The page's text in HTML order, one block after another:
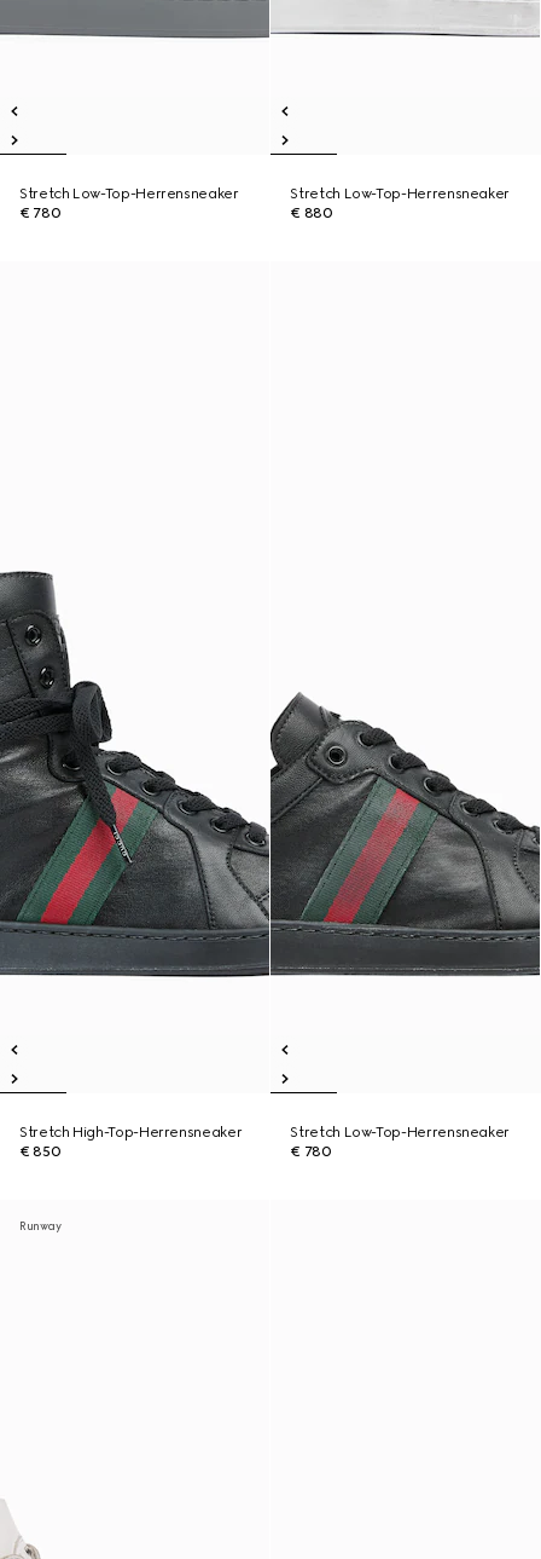
Stretch Low-Top-Herrensneaker
€ 780
Stretch Low-Top-Herrensneaker
€ 880
Stretch High-Top-Herrensneaker
€ 850
Stretch Low-Top-Herrensneaker
€ 780
Runway